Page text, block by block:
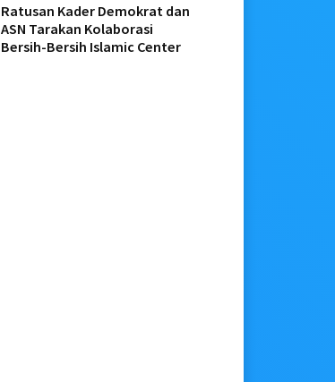
Ratusan Kader Demokrat dan
ASN Tarakan Kolaborasi
Bersih-Bersih Islamic Center